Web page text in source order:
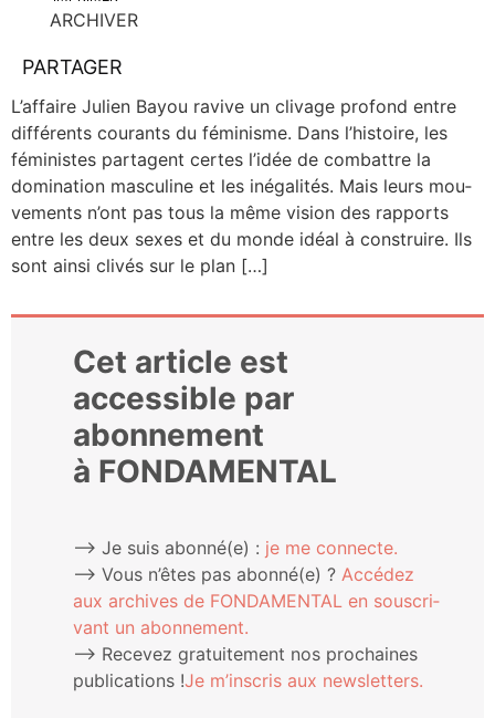
ARCHIVER
PARTAGER
L’affaire Julien Bayou ravive un cli­vage pro­fond entre
dif­fé­rents cou­rants du fémi­nisme. Dans l’histoire, les
fémi­nistes par­tagent certes l’idée de com­battre la
domi­na­tion mas­cu­line et les inéga­li­tés. Mais leurs mou­
ve­ments n’ont pas tous la même vision des rap­ports
entre les deux sexes et du monde idéal à construire. Ils
sont ain­si cli­vés sur le plan […]
Cet article est
accessible par
abonnement
à FONDAMENTAL
⟶ Je suis abonné(e) : je me connecte.
⟶ Vous n’êtes pas abonné(e) ? Accé­dez
aux archives de FONDAMENTAL en sous­cri­
vant un abonnement.
⟶ Rece­vez gra­tui­te­ment nos pro­chaines
publi­ca­tions !Je m’ins­cris aux newsletters.